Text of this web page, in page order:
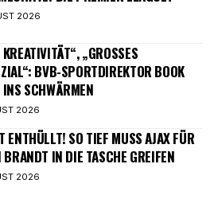
2026
„GROSSES P
BVB-SPORTDIREKTOR BOOK G
SCHWÄRMEN
2026
ENTHÜLLT! SO TIEF MUSS AJAX FÜR
IN DIE TASCHE GREIFEN
2026